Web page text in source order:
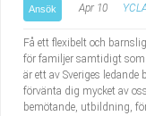
Tekniskt
Transport
Brevbärare
Kock,
Ansök Apr 10
Få ett flexibelt och
för familjer samtidigt
är ett av Sveriges
förvänta dig mycket av
bemötande, utbildning,